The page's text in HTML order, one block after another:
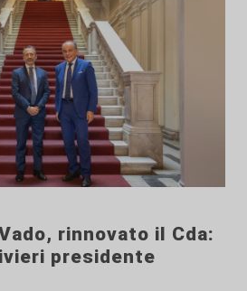
rinnovato il Cda:
presidente